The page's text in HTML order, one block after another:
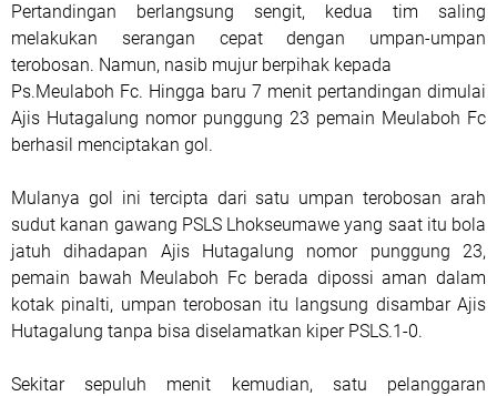
Pertandingan berlangsung sengit, kedua tim saling
melakukan serangan cepat dengan umpan-umpan
terobosan. Namun, nasib mujur berpihak kepada
Ps.Meulaboh Fc. Hingga baru 7 menit pertandingan dimulai
Ajis Hutagalung nomor punggung 23 pemain Meulaboh Fc
berhasil menciptakan gol.
Mulanya gol ini tercipta dari satu umpan terobosan arah
sudut kanan gawang PSLS Lhokseumawe yang saat itu bola
jatuh dihadapan Ajis Hutagalung nomor punggung 23,
pemain bawah Meulaboh Fc berada dipossi aman dalam
kotak pinalti, umpan terobosan itu langsung disambar Ajis
Hutagalung tanpa bisa diselamatkan kiper PSLS.1-0.
Sekitar sepuluh menit kemudian, satu pelanggaran